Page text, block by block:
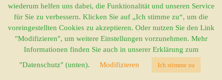
Kontakt
AGB
Datenschutz
2023 © Kerstin Beckert
wiederum helfen uns dabei, die Funktionalität und unseren Service
für Sie zu verbessern. Klicken Sie auf „Ich stimme zu“, um die
voreingestellten Cookies zu akzeptieren. Oder nutzen Sie den Link
"Modifizieren", um weitere Einstellungen vorzunehmen. Mehr
Informationen finden Sie auch in unserer Erklärung zum
"Datenschutz" (unten).
Modifizieren Ich stimme zu